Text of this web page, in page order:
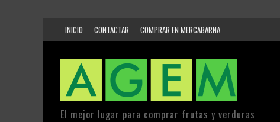
INICIO CONTACTAR COMPRAR EN MERCABARNA
El mejor lugar para comprar frutas y verduras